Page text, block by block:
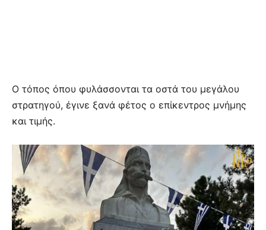
Ο τόπος όπου φυλάσσονται τα οστά του μεγάλου
στρατηγού, έγινε ξανά φέτος ο επίκεντρος μνήμης
και τιμής.